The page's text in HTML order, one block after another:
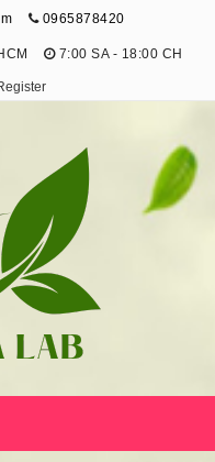
0965878420
7:00 SA - 18:00 CH